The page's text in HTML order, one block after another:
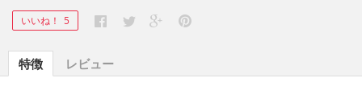
いいね！ 5
特徴 レビュー